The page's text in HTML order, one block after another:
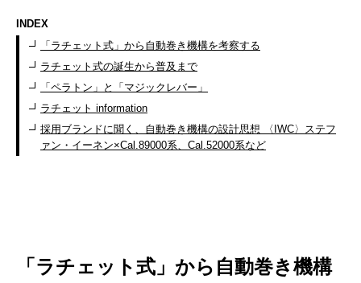
INDEX
「ラチェット式」から自動巻き機構を考察する
ラチェット式の誕生から普及まで
「ペラトン」と「マジックレバー」
ラチェット information
採用ブランドに聞く、自動巻き機構の設計思想 〈IWC〉ステフ
ァン・イーネン×Cal.89000系、Cal.52000系など
「ラチェット式」から自動巻き機構